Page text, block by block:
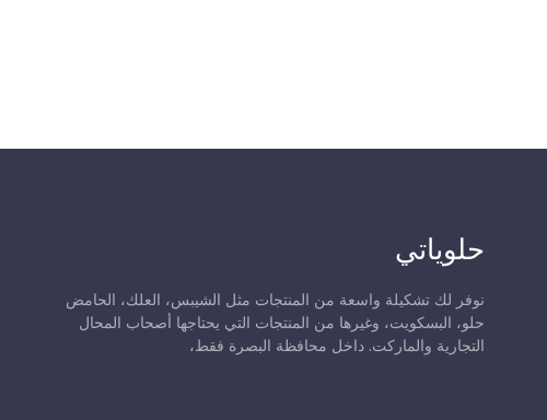
حلوياتي
نوفر لك تشكيلة واسعة من المنتجات مثل الشيبس، العلك، الحامض
حلو، البسكويت، وغيرها من المنتجات التي يحتاجها أصحاب المحال
التجارية والماركت. داخل محافظة البصرة فقط،